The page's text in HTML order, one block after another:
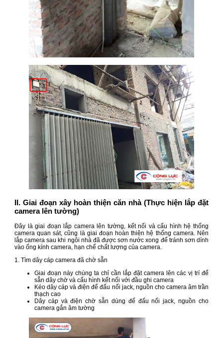
II. Giai đoạn xây hoàn thiện căn nhà (Thực hiện lắp đặt
camera lên tường)
Đây là giai đoạn lắp camera lên tường, kết nối và cấu hình hệ thống
camera quan sát, cũng là giai đoạn hoàn thiện hệ thống camera. Nên
lắp camera sau khi ngôi nhà đã được sơn nước xong để tránh sơn dính
vào ống kính camera, hạn chế chất lượng của camera.
1. Tìm dây cáp camera đã chờ sẵn
Giai đoạn này chúng ta chỉ cần lắp đặt camera lên các vị trí để
sẵn dây chờ và cấu hình kết nối với đầu ghi camera
Kéo dây cáp và điện để đấu nối jack, nguồn cho camera âm trần
thạch cao
Dây cáp và điện chờ sẵn dùng để đấu nối jack, nguồn cho
camera gắn âm tường